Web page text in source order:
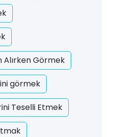
Alırken Görmek
görmek
Teselli Etmek